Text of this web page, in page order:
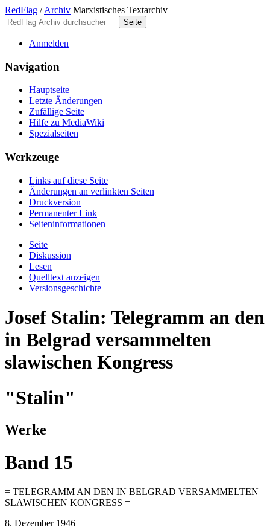
RedFlag / Archiv Marxistisches Textarchiv
Anmelden
Navigation
Hauptseite
Letzte Änderungen
Zufällige Seite
Hilfe zu MediaWiki
Spezialseiten
Werkzeuge
Links auf diese Seite
Änderungen an verlinkten Seiten
Druckversion
Permanenter Link
Seiten­­informationen
Seite
Diskussion
Lesen
Quelltext anzeigen
Versionsgeschichte
Josef Stalin: Telegramm an den
in Belgrad versammelten
slawischen Kongress
"Stalin"
Werke
Band 15
= TELEGRAMM AN DEN IN BELGRAD VERSAMMELTEN
SLAWISCHEN KONGRESS =
8. Dezember 1946